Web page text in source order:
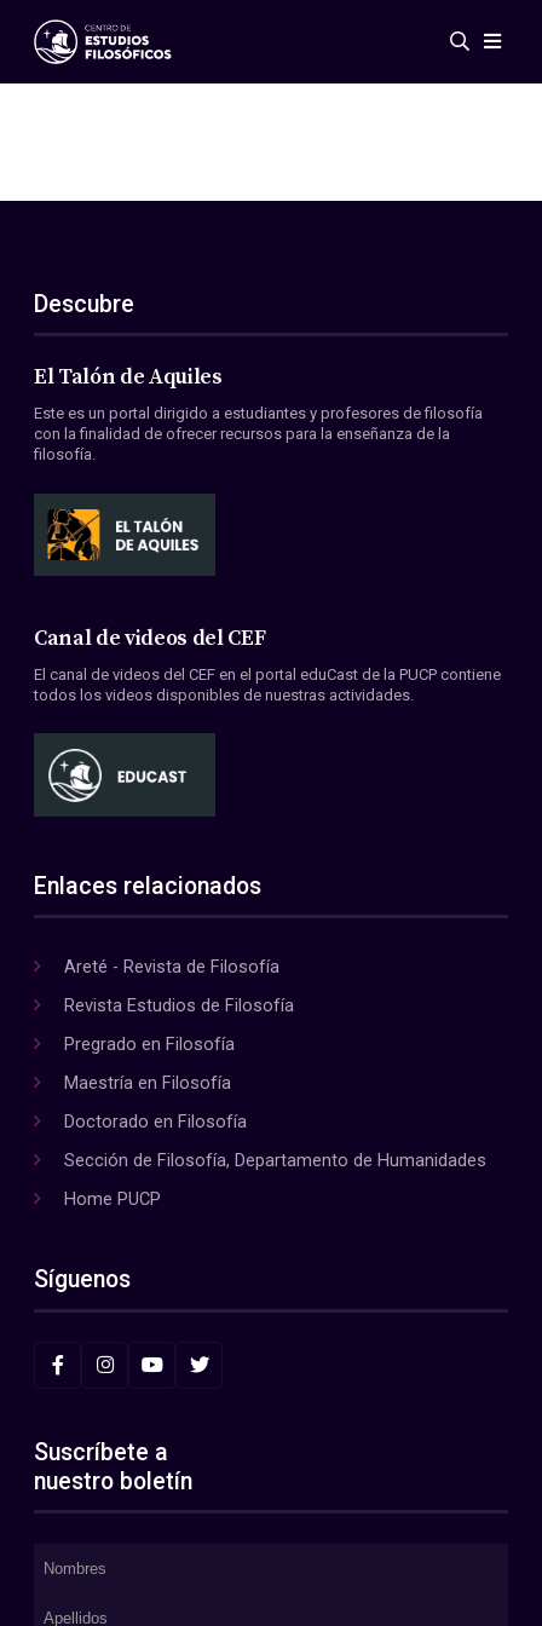
Eventos
ES
EN
Acerca de nosotros
Miembros
Convenios
Descubre
El Talón de Aquiles
Este es un portal dirigido a estudiantes y profesores de filosofía
con la finalidad de ofrecer recursos para la enseñanza de la
filosofía.
Canal de videos del CEF
El canal de videos del CEF en el portal eduCast de la PUCP contiene
todos los videos disponibles de nuestras actividades.
Enlaces relacionados
Areté - Revista de Filosofía
Revista Estudios de Filosofía
Pregrado en Filosofía
Maestría en Filosofía
Doctorado en Filosofía
Sección de Filosofía, Departamento de Humanidades
Home PUCP
Síguenos
Suscríbete a
nuestro boletín